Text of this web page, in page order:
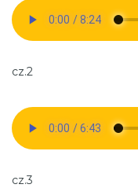
cz.2
cz.3